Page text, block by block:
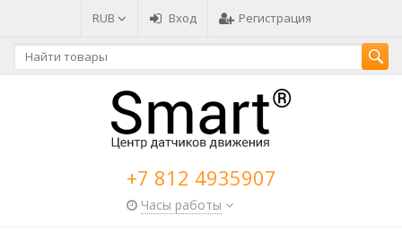
RUB Вход Регистрация
+7 812 4935907
Часы работы